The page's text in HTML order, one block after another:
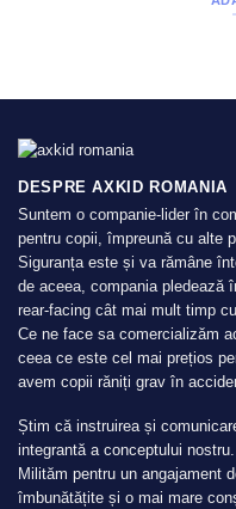
DESPRE AXKID ROMANIA
Suntem o companie-lider în
pentru copii, împreună cu alte
Siguranța este și va rămâne
de aceea, compania pledează
rear-facing cât mai mult timp
Ce ne face sa comercializăm
ceea ce este cel mai prețios
avem copii răniți grav în
Știm că instruirea și
integrantă a conceptului nostru.
Milităm pentru un angajament
îmbunătățite și o mai mare